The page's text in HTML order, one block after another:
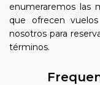
enumeraremos las
que ofrecen
nosotros para
términos.